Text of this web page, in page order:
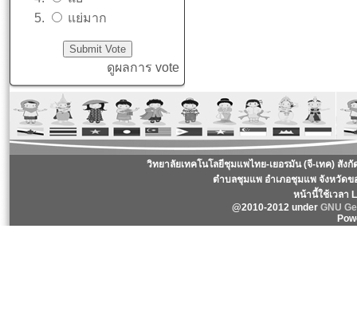
แย่มาก
ดูผลการ vote
วิทยาลัยเทคโนโลยีชุมแพไทย-เยอรมัน (จี-เทค) สัง
ตำบลชุมแพ อำเภอชุมแพ จังหวัดข
หน้านี้ใช้เวลา
@2010-2012 under GNU